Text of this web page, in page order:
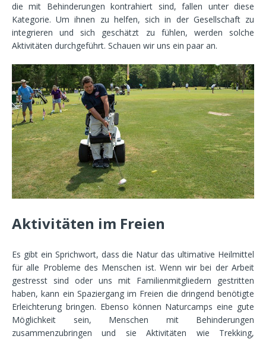
die mit Behinderungen kontrahiert sind, fallen unter diese
Kategorie. Um ihnen zu helfen, sich in der Gesellschaft zu
integrieren und sich geschätzt zu fühlen, werden solche
Aktivitäten durchgeführt. Schauen wir uns ein paar an.
Aktivitäten im Freien
Es gibt ein Sprichwort, dass die Natur das ultimative Heilmittel
für alle Probleme des Menschen ist. Wenn wir bei der Arbeit
gestresst sind oder uns mit Familienmitgliedern gestritten
haben, kann ein Spaziergang im Freien die dringend benötigte
Erleichterung bringen. Ebenso können Naturcamps eine gute
Möglichkeit sein, Menschen mit Behinderungen
zusammenzubringen und sie Aktivitäten wie Trekking,